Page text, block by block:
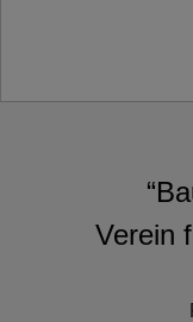
Verein